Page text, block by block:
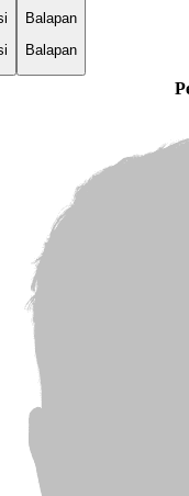
Balapan
Balapan